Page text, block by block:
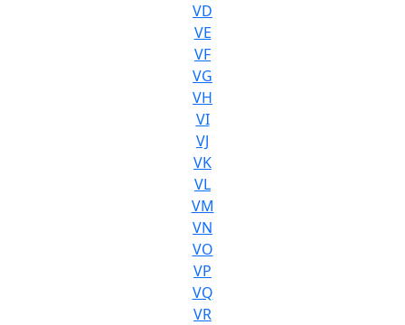
VD
VE
VF
VG
VH
VI
VJ
VK
VL
VM
VN
VO
VP
VQ
VR